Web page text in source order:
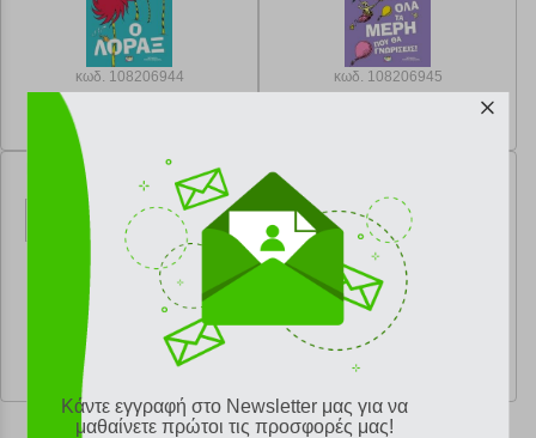
κωδ. 108206944
Ελάχιστη 30 ημερών 11.10 €
Προτεινόμενη λιανική 11.10 €
κωδ. 108206945
ΕΝΑΣ ΓΑΤΟΣ ΜΕ ΚΑΠΕΛΟ
κωδ. 108179750
Ελάχιστη 30 ημερών 11.10 €
Προτεινόμενη λιανική 11.10 €
ΠΡΑΣΙΝΑ ΑΥΓΑ ΜΕ ΧΟΙΡΟΜΕΡΙ
κωδ. 108179749
9.99 €
Ελάχιστη 30 ημερών 11.10 €
Κάντε εγγραφή στο Newsletter μας για να
μαθαίνετε πρώτοι τις προσφορές μας!